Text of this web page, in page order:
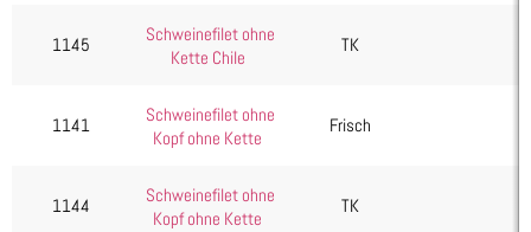
Schwein
Gehacktes
1145
Schweinefilet ohne
Kette Chile
TK
1141
Schweinefilet ohne
Kopf ohne Kette
Frisch
1144
Schweinefilet ohne
Kopf ohne Kette
TK